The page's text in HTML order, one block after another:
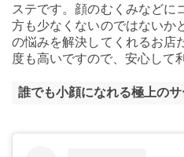
ステです。顔のむくみなどに
方も少なくないのではないか
の悩みを解決してくれるお店
度も高いですので、安心して
誰でも小顔になれる極上のサ